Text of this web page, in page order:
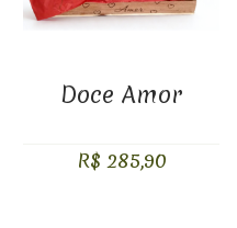
Doce Amor
R$ 285,90